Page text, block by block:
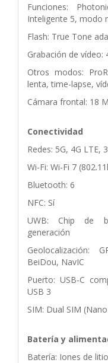
Funciones:
Inteligente 5, modo
Flash: True Tone
Grabación de vídeo:
Otros modos:
lenta, time-lapse,
Cámara frontal: 18
Conectividad
Redes: 5G, 4G LTE,
Wi-Fi: Wi-Fi 7
Bluetooth: 6
NFC: Sí
UWB: Chip de
generación
Geolocalización:
BeiDou, NavIC
Puerto: USB-C
USB 3
SIM: Dual SIM
Batería y
Batería: Iones de